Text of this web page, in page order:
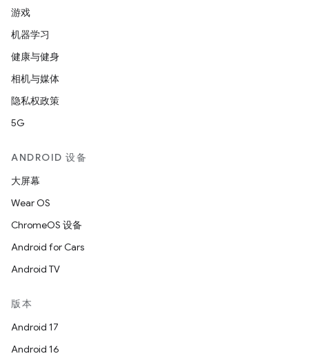
游戏
机器学习
健康与健身
相机与媒体
隐私权政策
5G
ANDROID 设备
大屏幕
Wear OS
ChromeOS 设备
Android for Cars
Android TV
版本
Android 17
Android 16